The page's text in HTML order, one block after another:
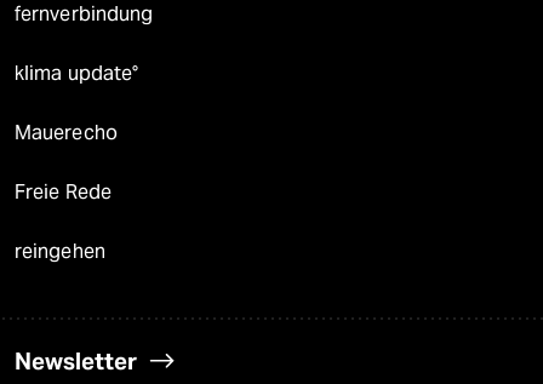
fernverbindung
klima update°
Mauerecho
Freie Rede
reingehen
Newsletter